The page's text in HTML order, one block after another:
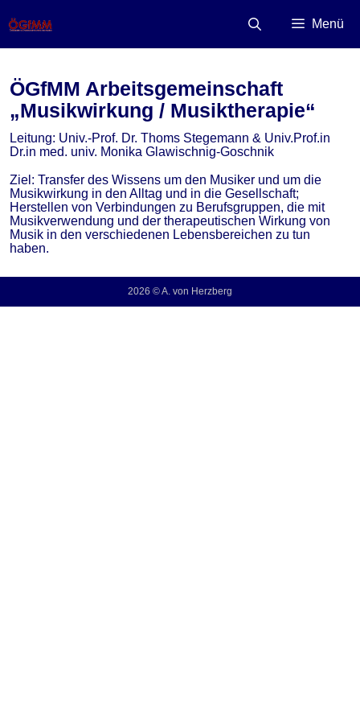
Inhalt
springen
Menü
ÖGfMM Arbeitsgemeinschaft
„Musikwirkung / Musiktherapie“
Leitung: Univ.-Prof. Dr. Thoms Stegemann & Univ.Prof.in
Dr.in med. univ. Monika Glawischnig-Goschnik
Ziel: Transfer des Wissens um den Musiker und um die
Musikwirkung in den Alltag und in die Gesellschaft;
Herstellen von Verbindungen zu Berufsgruppen, die mit
Musikverwendung und der therapeutischen Wirkung von
Musik in den verschiedenen Lebensbereichen zu tun
haben.
2026 © A. von Herzberg